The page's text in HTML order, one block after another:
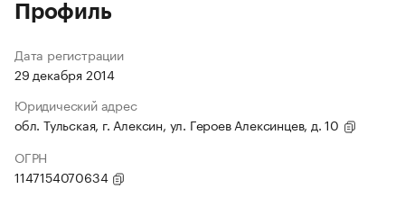
Профиль
Дата регистрации
29 декабря 2014
Юридический адрес
обл. Тульская, г. Алексин, ул. Героев Алексинцев, д. 10
ОГРН
1147154070634